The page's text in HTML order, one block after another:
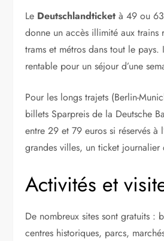
Le Deutschlandticket à 49 ou
donne un accès illimité aux trains
trams et métros dans tout le pays.
rentable pour un séjour d’une
Pour les longs trajets (Berlin-
billets Sparpreis de la Deutsche
entre 29 et 79 euros si réservés à
grandes villes, un ticket
Activités et
De nombreux sites sont gratuits :
centres historiques, parcs,